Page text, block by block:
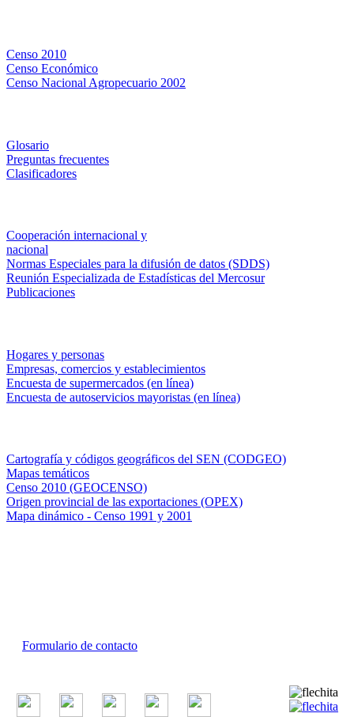
Censo 2010
Censo Económico
Censo Nacional Agropecuario 2002
Glosario
Preguntas frecuentes
Clasificadores
Cooperación internacional y
nacional
Normas Especiales para la difusión de datos (SDDS)
Reunión Especializada de Estadísticas del Mercosur
Publicaciones
Hogares y personas
Empresas, comercios y establecimientos
Encuesta de supermercados (en línea)
Encuesta de autoservicios mayoristas (en línea)
Cartografía y códigos geográficos del SEN (CODGEO)
Mapas temáticos
Censo 2010 (GEOCENSO)
Origen provincial de las exportaciones (OPEX)
Mapa dinámico - Censo 1991 y 2001
Formulario de contacto